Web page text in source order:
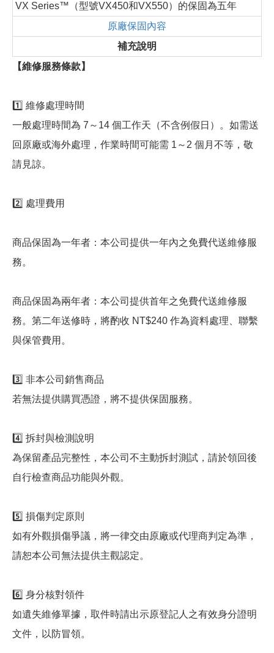
VX Series™（型號VX450和VX550）的保固為五年
原廠保固內容
補充說明
【維修服務條款】
1️⃣ 維修處理時間
一般處理時間為 7～14 個工作天（不含例假日）。如需送
回原廠或海外處理，作業時間可能需 1～2 個月不等，敬
請見諒。
2️⃣ 處理費用
商品保固為一年者：本公司提供一年內之免費代送維修服
務。
商品保固為兩年者：本公司提供首年之免費代送維修服
務。第二年送修時，將酌收 NT$240 作為資料處理、聯繫
與保管費用。
3️⃣ 非本公司銷售商品
若無法提供購買憑證，將不提供保固服務。
4️⃣ 拆封與檢測說明
為保留產品完整性，本公司不主動拆封測試，請於領回後
自行檢查商品功能與外觀。
5️⃣ 損傷判定原則
如有外觀損傷爭議，將一律交由原廠或代理商判定為準，
請恕本公司無法提供主觀認定。
6️⃣ 身分核對領件
如遺失維修單據，取件時請出示原登記人之有效身分證明
文件，以防冒領。